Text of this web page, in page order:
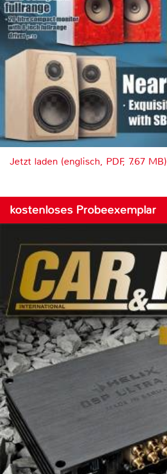
Jetzt laden (englisch, PDF, 7.67 MB)
kostenloses Probeexemplar